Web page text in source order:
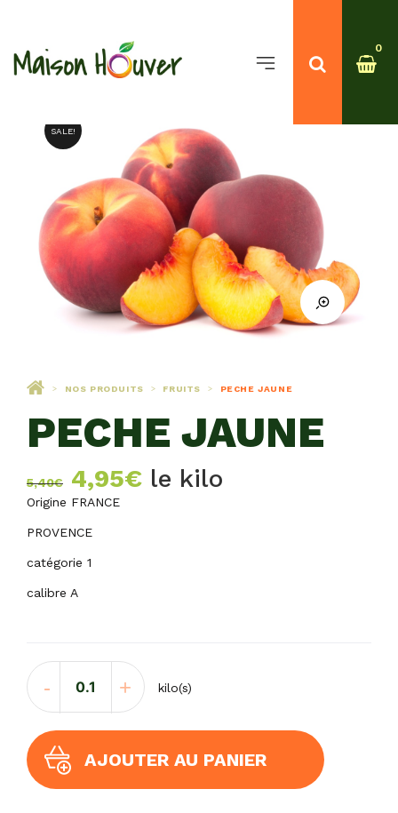
0
SALE!
> NOS PRODUITS > FRUITS > PECHE JAUNE
PECHE JAUNE
5,40€
Le
prix
initial
était :
5,40€.
4,95€Le
le kilo
Origine FRANCE
PROVENCE
catégorie 1
calibre A
-
quantité
de
PECHE
JAUNE
+ kilo(s)
AJOUTER AU PANIER